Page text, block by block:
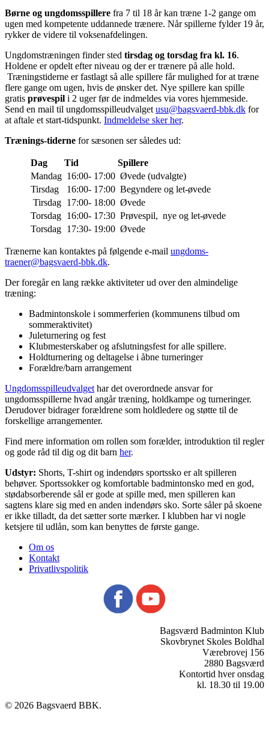
Børne og ungdomsspillere fra 7 til 18 år kan træne 1-2 gange om
ugen med kompetente uddannede trænere. Når spillerne fylder 19 år,
rykker de videre til voksenafdelingen.
Ungdomstræningen finder sted tirsdag og torsdag fra kl. 16.
Holdene er opdelt efter niveau og der er trænere på alle hold.
Træningstiderne er fastlagt så alle spillere får mulighed for at træne
flere gange om ugen, hvis de ønsker det. Nye spillere kan spille
gratis prøvespil i 2 uger før de indmeldes via vores hjemmeside.
Send en mail til ungdomsspilleudvalget usu@bagsvaerd-bbk.dk for
at aftale et start-tidspunkt. Indmeldelse skerher.
Trænings-tiderne for sæsonen ser således ud:
Dag Tid
Spillere
Mandag 16:00- 17:00 Øvede (udvalgte)
Tirsdag
16:00- 17:00 Begyndere og let-øvede
Tirsdag 17:00- 18:00 Øvede
Torsdag 16:00- 17:30 Prøvespil, nye og let-øvede
Torsdag 17:30- 19:00 Øvede
Trænerne kan kontaktes på følgende e-mail ungdoms-
traener@bagsvaerd-bbk.dk.
Der foregår en lang række aktiviteter ud over den almindelige
træning:
Badmintonskole i sommerferien (kommunens tilbud om
sommeraktivitet)
Juleturnering og fest
Klubmesterskaber og afslutningsfest for alle spillere.
Holdturnering og deltagelse i åbne turneringer
Forældre/barn arrangement
Ungdomsspilleudvalget har det overordnede ansvar for
ungdomsspillerne hvad angår træning, holdkampe og turneringer.
Derudover bidrager forældrene som holdledere og støtte til de
forskellige arrangementer.
Find mere information om rollen som forælder, introduktion til regler
og gode råd til dig og dit barn her.
Udstyr: Shorts, T-shirt og indendørs sportssko er alt spilleren
behøver. Sportssokker og komfortable badmintonsko med en god,
stødabsorberende sål er gode at spille med, men spilleren kan
sagtens klare sig med en anden indendørs sko. Sorte såler på skoene
er ikke tilladt, da det sætter sorte mærker. I klubben har vi nogle
ketsjere til udlån, som kan benyttes de første gange.
Om os
Kontakt
Privatlivspolitik
Bagsværd Badminton Klub
Skovbrynet Skoles Boldhal
Værebrovej 156
2880 Bagsværd
Kontortid hver onsdag
kl. 18.30 til 19.00
© 2026 Bagsvaerd BBK.